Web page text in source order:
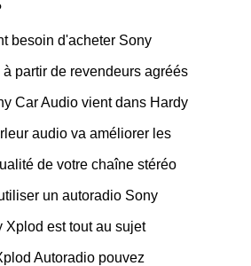
besoin d'acheter Sony
partir de revendeurs agréés
Car Audio vient dans Hardy
audio va améliorer les
de votre chaîne stéréo
un autoradio Sony
Xplod est tout au sujet
Autoradio pouvez